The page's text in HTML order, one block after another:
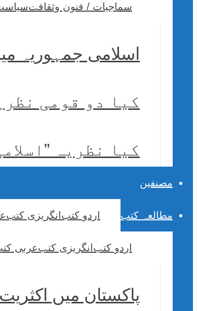
سماجیات / فنون وثقافت
اسلامی جمہوریہ
کیا دو قومی
کیا نظریہ
مصنفین
مطالعہ کتب اردو کتب انگریزی کتب
اردو کتب انگریزی کتبعربی
پاکستان میں